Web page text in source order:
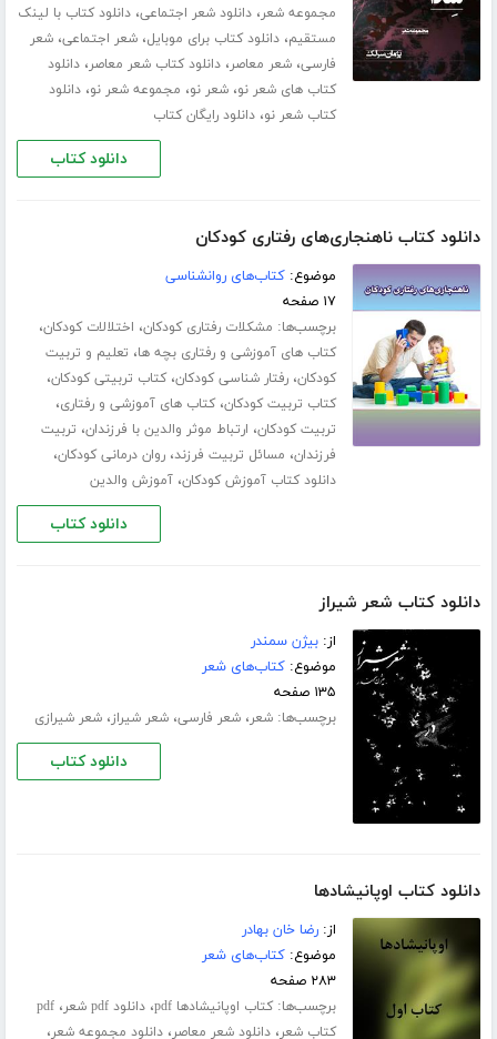
مجموعه شعر،دانلود شعر اجتماعی،دانلود کتاب با لینک
مستقیم،دانلود کتاب برای موبایل،شعر اجتماعی،شعر
فارسی،شعر معاصر،دانلود کتاب شعر معاصر،دانلود
کتاب های شعر نو،شعر نو، مجموعه شعر نو،دانلود
کتاب شعر نو،دانلود رایگان کتاب
دانلود کتاب
دانلود کتاب ناهنجاری‌های رفتاری کودکان
موضوع:کتاب‌های روانشناسی
۱۷ صفحه
برچسب‌ها: مشکلات رفتاری کودکان، اختلالات کودکان،
کتاب های آموزشی و رفتاری بچه ها، تعلیم و تربیت
کودکان،رفتار شناسی کودکان،کتاب تربیتی کودکان،
کتاب تربیت کودکان،کتاب های آموزشی و رفتاری،
تربیت کودکان، ارتباط موثر والدین با فرزندان، تربیت
فرزندان، مسائل تربیت فرزند،روان درمانی کودکان،
دانلود کتاب آموزش کودکان،آموزش والدین
دانلود کتاب
دانلود کتاب شعر شیراز
از:بیژن سمندر
موضوع:کتاب‌های شعر
۱۳۵ صفحه
برچسب‌ها:شعر،شعر فارسی،شعر شیراز،شعر شیرازی
دانلود کتاب
دانلود کتاب اوپانیشادها
از:رضا خان بهادر
موضوع:کتاب‌های شعر
۲۸۳ صفحه
برچسب‌ها:کتاب اوپانیشادها pdf ،دانلود pdf شعر ،pdf
کتاب شعر،دانلود شعر معاصر،دانلود مجموعه شعر،